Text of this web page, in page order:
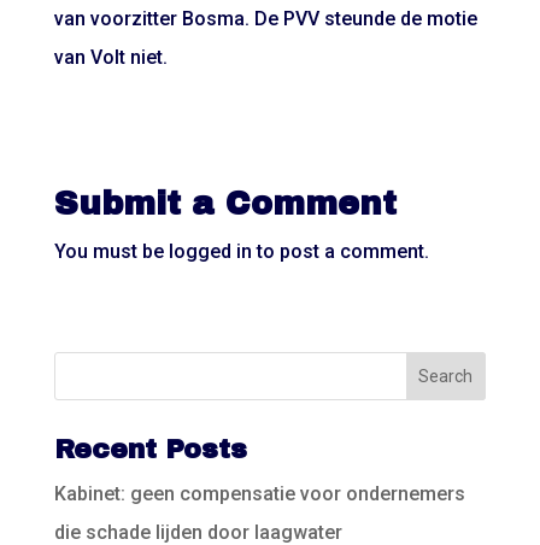
van voorzitter Bosma. De PVV steunde de motie
van Volt niet.
Submit a Comment
You must be logged in to post a comment.
Recent Posts
Kabinet: geen compensatie voor ondernemers
die schade lijden door laagwater